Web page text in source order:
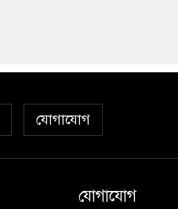
যোগাযোগ
যোগাযোগ